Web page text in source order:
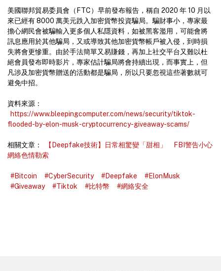
美國聯邦貿易委員會（FTC）早前發布報告，稱自 2020 年 10 月以
來已經有 8000 萬美元跌入加密貨幣投資騙局。騙財事小，專家最
擔心網民會被騙輸入更多個人私隱資料，如被黑客濫用，可能會將
訊息應用於其他騙局，又或導致其他加密貨幣帳戶被入侵，到時損
失將會更慘重。由於手法簡單又易賺錢，再加上社交平台又難以杜
絕會員發布即時影片，專家估計騙局將會持續出現，而事實上，但
凡涉及加密貨幣贈送的活動都是騙局，所以只要忽視這些著數就可
避免中招。
資料來源：
https://www.bleepingcomputer.com/news/security/tiktok-
flooded-by-elon-musk-cryptocurrency-giveaway-scams/
相關文章：
【Deepfake技術】日常相驚變「甜相」 FBI警告小心
網絡色情勒索
#Bitcoin #CyberSecurity #Deepfake
#ElonMusk
#Giveaway
#Tiktok #比特幣 #網絡安全